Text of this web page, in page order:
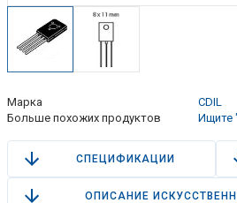
Марка
CDIL
Больше похожих продуктов
Ищите
СПЕЦИФИКАЦИИ
ОПИСАНИЕ